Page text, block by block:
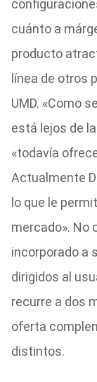
cuánto a
producto
línea de otros
UMD. «Como
está lejos de
«todavía
Actualmente
lo que le
mercado». No
incorporado a
dirigidos al
recurre a dos
oferta
distintos.